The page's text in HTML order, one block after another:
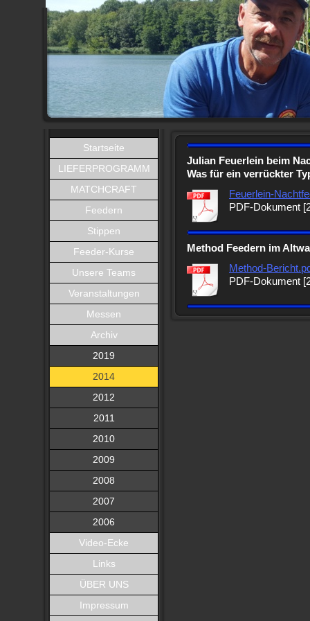
Startseite
LIEFERPROGRAMM
MATCHCRAFT
Feedern
Stippen
Feeder-Kurse
Unsere Teams
Veranstaltungen
Messen
Archiv
2019
2014
2012
2011
2010
2009
2008
2007
2006
Video-Ecke
Links
ÜBER UNS
Impressum
Julian Feuerlein beim
Was für ein verrückter
Feuerlein-
PDF-Dokument
Method Feedern im
Method-
PDF-Dokument